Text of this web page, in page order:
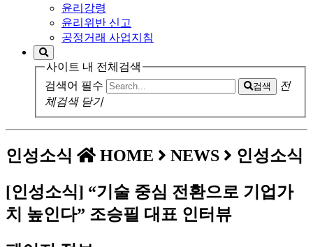
윤리강령
윤리위반 신고
공정거래 사업지침
사이트 내 전체검색
검색어 필수
검색
전
체검색 닫기
인성소식 HOME NEWS
인성소식
[인성소식] “기술 중심 전환으로 기업가
치 높인다” 조승필 대표 인터뷰